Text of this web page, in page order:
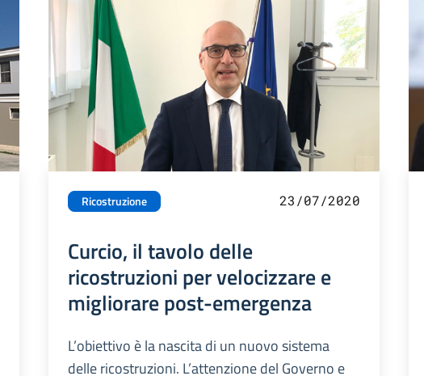
Ricostruzione 23/07/2020
Curcio, il tavolo delle
ricostruzioni per velocizzare e
migliorare post-emergenza
L’obiettivo è la nascita di un nuovo sistema
delle ricostruzioni. L’attenzione del Governo e